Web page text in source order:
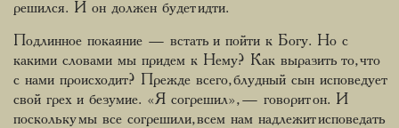
решился. И он должен будет идти.
Подлинное покаяние — встать и пойти к Богу. Но с
какими словами мы придем к Нему? Как выразить то, что
с нами происходит? Прежде всего, блудный сын исповедует
свой грех и безумие. «Я согрешил», — говорит он. И
поскольку мы все согрешили, всем нам надлежит исповедать